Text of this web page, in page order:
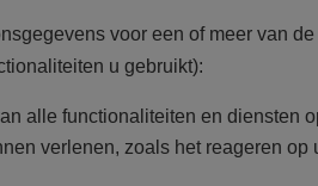
voor een of meer van
u gebruikt):
alle functionaliteiten en diensten
verlenen, zoals het reageren